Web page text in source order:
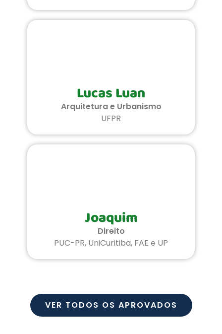
Lucas Luan
Arquitetura e Urbanismo
UFPR
Joaquim
Direito
PUC-PR, UniCuritiba, FAE e UP
VER TODOS OS APROVADOS